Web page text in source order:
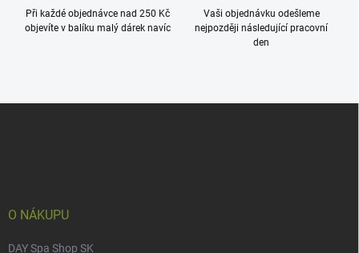
Při každé objednávce nad 250 Kč
objevíte v balíku malý dárek navíc
Vaši objednávku odešleme
nejpozději následující pracovní
den
O NÁKUPU
DAY Spa Shop SK